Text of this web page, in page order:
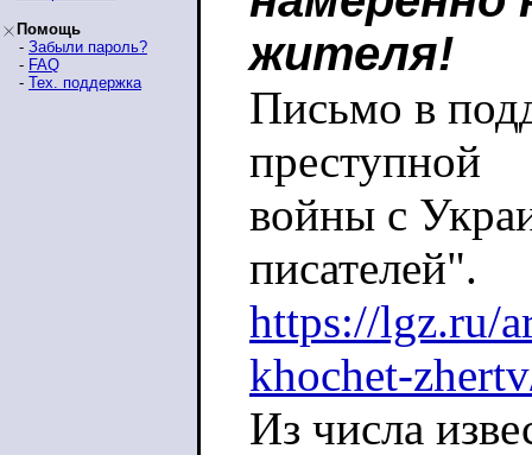
Помощь
- Забыли пароль?
- FAQ
- Тех. поддержка
жителя!
Письмо в
преступной
войны с
писателей".
https://lgz.ru/
khochet-
Из числа